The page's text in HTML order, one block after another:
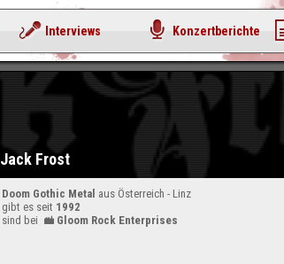
Jack Frost
Doom Gothic Metal aus Österreich - Linz
gibt es seit 1992
sind bei
Gloom Rock Enterprises
Interviews Konzertberichte